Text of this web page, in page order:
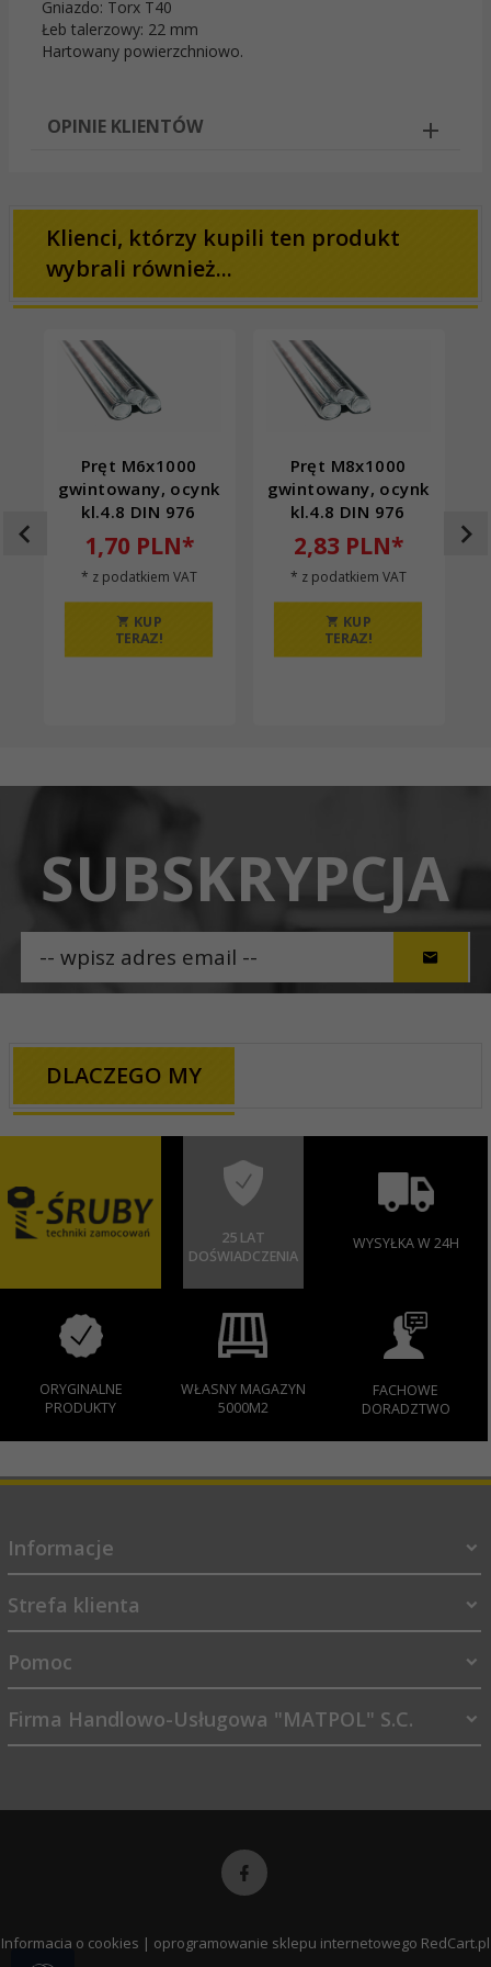
Gniazdo: Torx T40
Łeb talerzowy: 22 mm
Hartowany powierzchniowo.
OPINIE KLIENTÓW
Klienci, którzy kupili ten produkt
wybrali również...
Pręt M6x1000
gwintowany, ocynk
kl.4.8 DIN 976
1,70 PLN*
* z podatkiem VAT
KUP
TERAZ!
Pręt M8x1000
gwintowany, ocynk
kl.4.8 DIN 976
2,83 PLN*
* z podatkiem VAT
KUP
TERAZ!
SUBSKRYPCJA
DLACZEGO MY
25 LAT
DOŚWIADCZENIA
WYSYŁKA W 24H
ORYGINALNE
PRODUKTY
WŁASNY MAGAZYN
5000M2
FACHOWE
DORADZTWO
Informacje
Strefa klienta
Pomoc
Firma Handlowo-Usługowa "MATPOL" S.C.
Informacja o cookies | oprogramowanie sklepu internetowego RedCart.pl